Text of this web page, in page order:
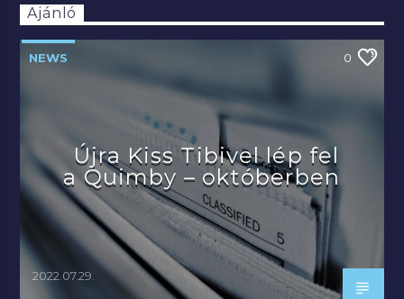
Ajánló
NEWS 0
Újra Kiss Tibivel lép fel
a Quimby – októberben
2022.07.29.